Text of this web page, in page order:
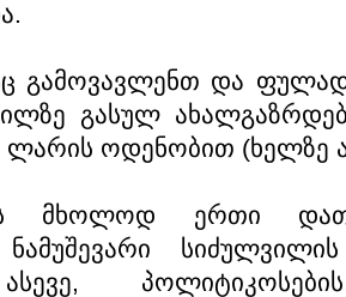
გამოვავლენთ და
გასულ
ოდენობით (ხელზე
მხოლოდ ერთი
ნამუშევარი